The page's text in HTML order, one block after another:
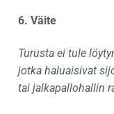
6. Väite
Turusta ei tule
jotka haluaisivat
tai jalkapallohallin